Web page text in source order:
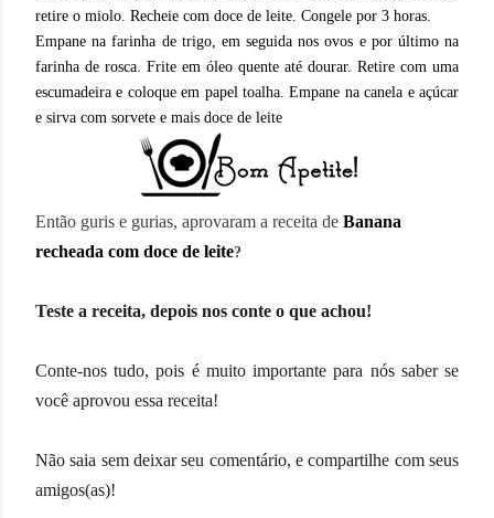
retire o miolo. Recheie com doce de leite. Congele por 3 horas.
Empane na farinha de trigo, em seguida nos ovos e por último na
farinha de rosca. Frite em óleo quente até dourar. Retire com uma
escumadeira e coloque em papel toalha.Empane na canela e açúcar
e sirva com sorvete e mais doce de leite
Então guris e gurias, aprovaram a receita de Banana
recheada com doce de leite?
Teste a receita, depois nos conte o que achou!
Conte-nos tudo, pois é muito importante para nós saber se
você aprovou essa receita!
Não saia sem deixar seu comentário, e compartilhe com seus
amigos(as)!